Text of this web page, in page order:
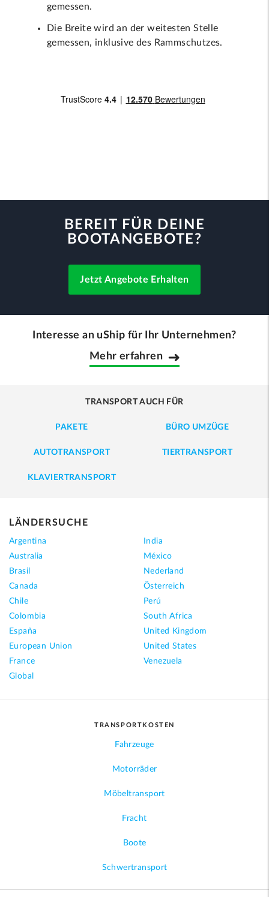
gemessen.
Die Breite wird an der weitesten Stelle
gemessen, inklusive des Rammschutzes.
BEREIT FÜR DEINE
BOOTANGEBOTE?
Jetzt Angebote Erhalten
Interesse an uShip für Ihr Unternehmen?
Mehr erfahren
TRANSPORT AUCH FÜR
PAKETE BÜRO UMZÜGE
AUTOTRANSPORT TIERTRANSPORT
KLAVIERTRANSPORT
LÄNDERSUCHE
Argentina
Australia
Brasil
Canada
Chile
Colombia
España
European Union
France
Global
India
México
Nederland
Österreich
Perú
South Africa
United Kingdom
United States
Venezuela
TRANSPORTKOSTEN
Fahrzeuge
Motorräder
Möbeltransport
Fracht
Boote
Schwertransport